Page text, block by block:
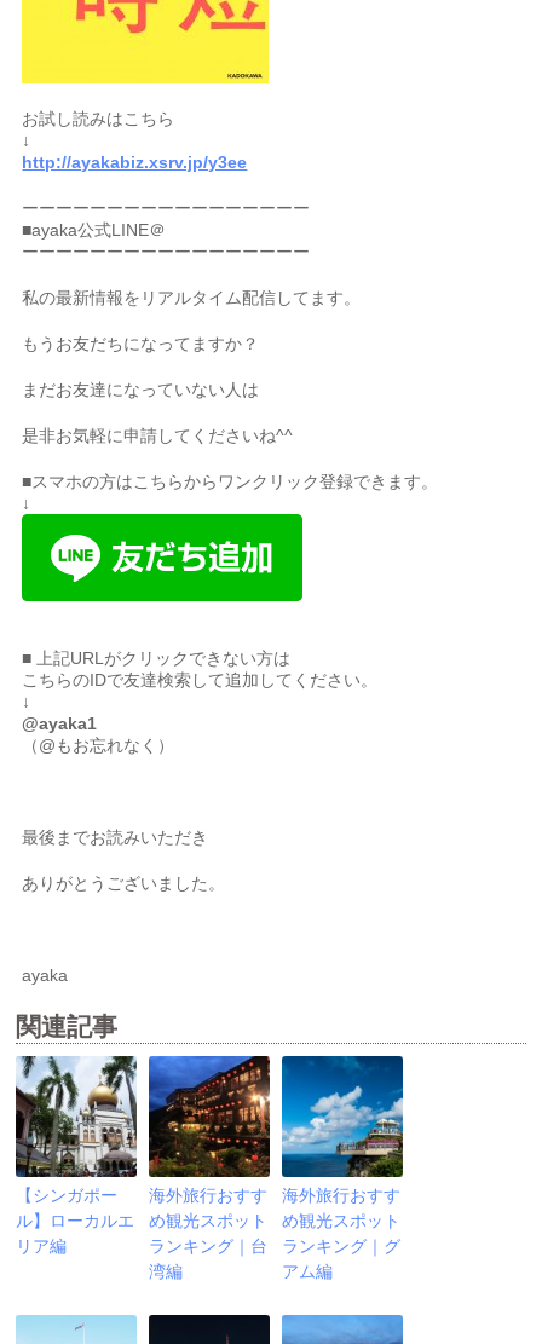
お試し読みはこちら
↓
http://ayakabiz.xsrv.jp/y3ee
ーーーーーーーーーーーーーーーーー
■ayaka公式LINE＠
ーーーーーーーーーーーーーーーーー
私の最新情報をリアルタイム配信してます。
もうお友だちになってますか？
まだお友達になっていない人は
是非お気軽に申請してくださいね^^
■スマホの方はこちらからワンクリック登録できます。
↓
■ 上記URLがクリックできない方は
こちらのIDで友達検索して追加してください。
↓
@ayaka1
（@もお忘れなく）
最後までお読みいただき
ありがとうございました。
ayaka
関連記事
【シンガポー
ル】ローカルエ
リア編
海外旅行おすす
め観光スポット
ランキング｜台
湾編
海外旅行おすす
め観光スポット
ランキング｜グ
アム編